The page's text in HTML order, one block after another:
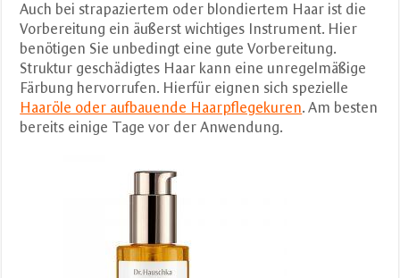
Auch bei strapaziertem oder blondiertem Haar ist die
Vorbereitung ein äußerst wichtiges Instrument. Hier
benötigen Sie unbedingt eine gute Vorbereitung.
Struktur geschädigtes Haar kann eine unregelmäßige
Färbung hervorrufen. Hierfür eignen sich spezielle
Haaröle oder aufbauende Haarpflegekuren. Am besten
bereits einige Tage vor der Anwendung.